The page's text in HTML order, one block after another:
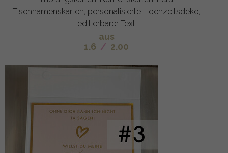
Tischnamenskarten, personalisierte Hochzeitsdeko,
editierbarer Text
aus
1.6 / 2.00